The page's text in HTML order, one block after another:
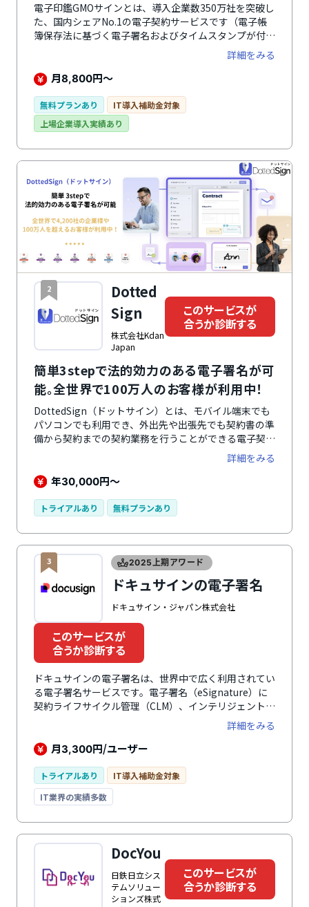
電子印鑑GMOサインとは、導入企業数350万社を突破し
た、国内シェアNo.1の電子契約サービスです（電子帳
簿保存法に基づく電子署名およびタイムスタンプが付与
された契約の累計送信件数（タイムスタンプのみの契約
を除く、主な含む電子署名サービスが対象）GMOリサ
ーチ&AI株式会社調べ（2024年12月））。契約締結か
ストを削減したい」「契約締結にかかる手間・時間を軽
減したい」という企業におすすめです。さらに、2026
年4月20日より、企業・自治体のなりすましや公式文書
の改ざんを防止する新機能「eシール（電子社印）」の
提供を開始しました。
詳細をみる
月8,800円～
無料プランあり
IT導入補助金対象
上場企業導入実績あり
2
Dotted
Sign
株式会社Kdan
Japan
このサービスが
合うか診断する
簡単3stepで法的効力のある電子署名が可
能。全世界で100万人のお客様が利用中！
DottedSign（ドットサイン）とは、モバイル端末でも
パソコンでも利用でき、外出先や出張先でも契約書の準
備から契約までの契約業務を行うことができる電子契約
システムです。電子で行うため契約書をFAXや相手先へ
持っていく手間が省け、すべての契約作業のステータス
を一元管理ができるので、契約ステータスをリアルタイ
約書、提案書、見積書などをインポートできるので、書
類の一元管理が可能です。複数のサイン者がいる場合に
も簡単に署名依頼の振り分けが可能なので、署名タスク
に迅速に対応できます。書類テンプレートの作成がで
き、業務の効率化を図ります。
詳細をみる
年30,000円～
トライアルあり 無料プランあり
3 2025上期アワード
ドキュサインの電子署名
ドキュサイン・ジャパン株式会社
このサービスが
合うか診断する
ドキュサインの電子署名は、世界中で広く利用されてい
る電子署名サービスです。電子署名（eSignature）に
契約ライフサイクル管理（CLM）、インテリジェント契
約管理（IAM）、AIエンジン「Docusign Iris」を組み合
わせた契約インテリジェンス基盤として活用できます。
契約書の作成・締結・保管・管理・更新までを一元管理
します。Gartner CLMマジック・クアドラントで5年連
続リーダー、IDC MarketScape 2025でもリーダーに選
出されるなど第三者機関からも評価されています。
ら安全に契約書の作成・送信・署名・管理が可能です。
詳細をみる
月3,300円/ユーザー
トライアルあり
IT導入補助金対象
IT業界の実績多数
DocYou
日鉄日立シス
テムソリュー
ションズ株式
このサービスが
合うか診断する